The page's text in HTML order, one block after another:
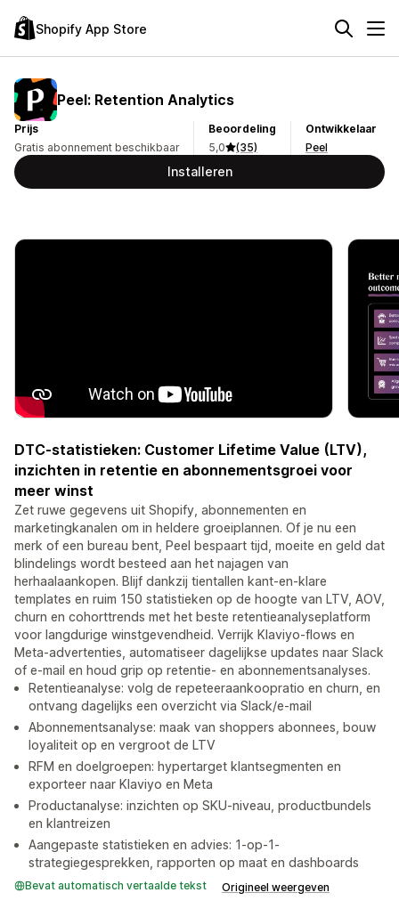
Shopify App Store
Peel: Retention Analytics
Prijs
Gratis abonnement beschikbaar
Beoordeling
5,0
(35)
Ontwikkelaar
Peel
Installeren
DTC-statistieken: Customer Lifetime Value (LTV),
inzichten in retentie en abonnementsgroei voor
meer winst
Zet ruwe gegevens uit Shopify, abonnementen en
marketingkanalen om in heldere groeiplannen. Of je nu een
merk of een bureau bent, Peel bespaart tijd, moeite en geld dat
blindelings wordt besteed aan het najagen van
herhaalaankopen. Blijf dankzij tientallen kant-en-klare
templates en ruim 150 statistieken op de hoogte van LTV, AOV,
churn en cohorttrends met het beste retentieanalyseplatform
voor langdurige winstgevendheid. Verrijk Klaviyo-flows en
Meta-advertenties, automatiseer dagelijkse updates naar Slack
of e-mail en houd grip op retentie- en abonnementsanalyses.
Retentieanalyse: volg de repeteeraankoopratio en churn, en
ontvang dagelijks een overzicht via Slack/e-mail
Abonnementsanalyse: maak van shoppers abonnees, bouw
loyaliteit op en vergroot de LTV
RFM en doelgroepen: hypertarget klantsegmenten en
exporteer naar Klaviyo en Meta
Productanalyse: inzichten op SKU-niveau, productbundels
en klantreizen
Aangepaste statistieken en advies: 1-op-1-
strategiegesprekken, rapporten op maat en dashboards
Bevat automatisch vertaalde tekst Origineel weergeven